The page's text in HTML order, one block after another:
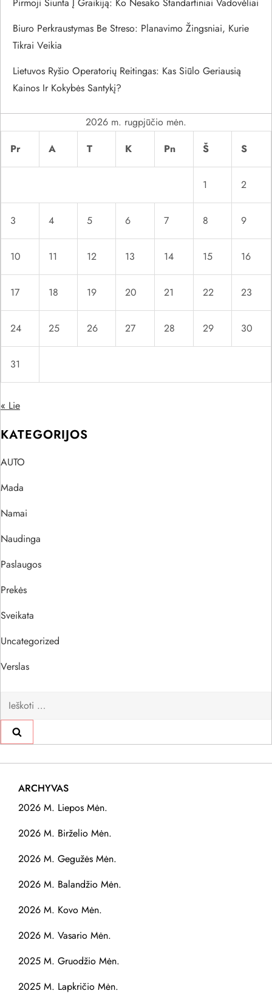
a
r
p
į
r
a
Biuro Perkraustymas Be Streso: Planavimo Žingsniai, Kurie
Tikrai Veikia
Lietuvos Ryšio Operatorių Reitingas: Kas Siūlo Geriausią
Kainos Ir Kokybės Santykį?
2026 m. rugpjūčio mėn.
Pr
A T K Pn Š S
1 2
3 4 5 6 7 8 9
10 11 12 13 14 15 16
17 18 19 20 21 22 23
24 25 26 27 28 29 30
31
« Lie
KATEGORIJOS
AUTO
Mada
Namai
Naudinga
Paslaugos
Prekės
Sveikata
Uncategorized
Verslas
Ieškoti:
ARCHYVAS
2026 M. Liepos Mėn.
2026 M. Birželio Mėn.
2026 M. Gegužės Mėn.
2026 M. Balandžio Mėn.
2026 M. Kovo Mėn.
2026 M. Vasario Mėn.
2025 M. Gruodžio Mėn.
2025 M. Lapkričio Mėn.